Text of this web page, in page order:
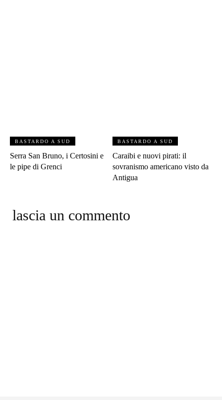
BASTARDO A SUD
Serra San Bruno, i Certosini e
le pipe di Grenci
BASTARDO A SUD
Caraibi e nuovi pirati: il
sovranismo americano visto da
Antigua
lascia un commento